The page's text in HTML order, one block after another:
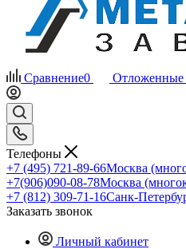
Сравнение0 Отложенные
Телефоны
+7 (495) 721-89-66Москва
+7(906)090-08-78Москва
+7 (812) 309-71-16Санк-
Заказать звонок
Личный кабинет